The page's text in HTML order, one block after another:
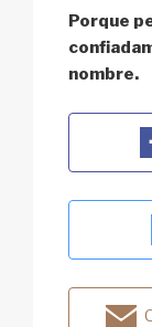
Porque
nombre.